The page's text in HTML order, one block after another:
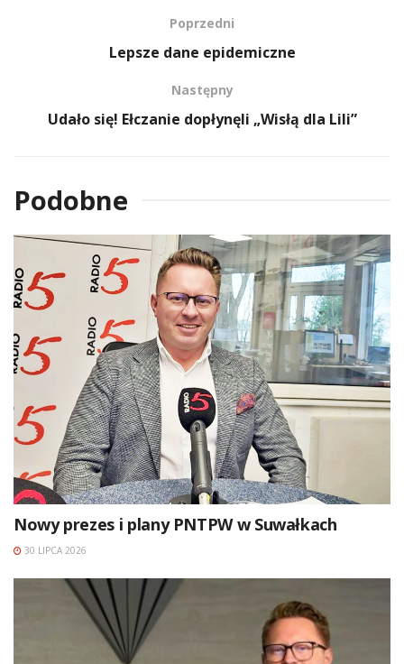
Poprzedni
Lepsze dane epidemiczne
Następny
Udało się! Ełczanie dopłynęli „Wisłą dla Lili”
Podobne
Nowy prezes i plany PNTPW w Suwałkach
30 LIPCA 2026